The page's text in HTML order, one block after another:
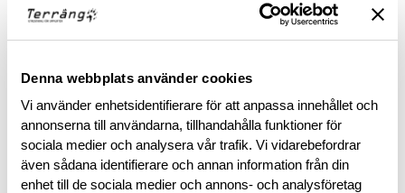
Denna webbplats använder cookies
Vi använder enhetsidentifierare för att anpassa innehållet och
annonserna till användarna, tillhandahålla funktioner för
sociala medier och analysera vår trafik. Vi vidarebefordrar
även sådana identifierare och annan information från din
enhet till de sociala medier och annons- och analysföretag
Läs mer
BESKRIVNING
RECENSIONER